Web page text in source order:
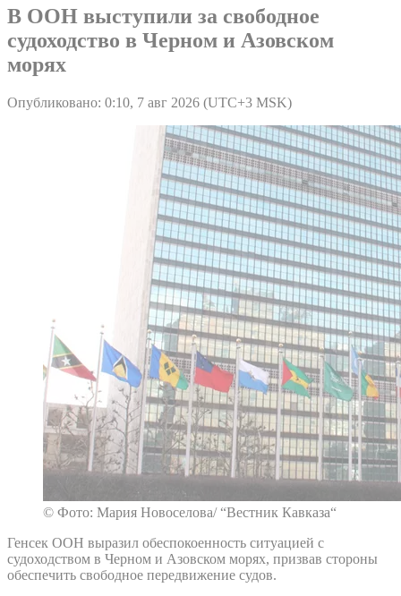
В ООН выступили за свободное
судоходство в Черном и Азовском
морях
Опубликовано: 0:10, 7 авг 2026 (UTC+3 MSK)
© Фото: Мария Новоселова/ “Вестник Кавказа“
Генсек ООН выразил обеспокоенность ситуацией с
судоходством в Черном и Азовском морях, призвав стороны
обеспечить свободное передвижение судов.